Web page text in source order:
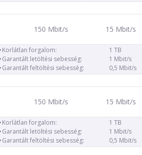
150 Mbit/s 15 Mbit/s
Korlátlan forgalom:
1 TB
Garantált letöltési sebesség:
1 Mbit/s
Garantált feltöltési sebesség:
0,5 Mbit/s
150 Mbit/s 15 Mbit/s
Korlátlan forgalom:
1 TB
Garantált letöltési sebesség:
1 Mbit/s
Garantált feltöltési sebesség:
0,5 Mbit/s